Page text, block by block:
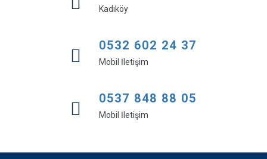
Kadıköy
0532 602 24 37
Mobil İletişim
0537 848 88 05
Mobil İletişim